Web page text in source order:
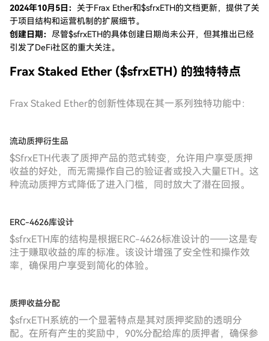
2024年10月5日： 关于Frax Ether和$sfrxETH的文档更新，提供了关
于项目结构和运营机制的扩展细节。
创建日期： 尽管$sfrxETH的具体创建日期尚未公开，但其推出已经
引发了DeFi社区的重大关注。
Frax Staked Ether ($sfrxETH) 的独特特点
Frax Staked Ether的创新性体现在其一系列独特功能中：
流动质押衍生品
$SfrxETH代表了质押产品的范式转变，允许用户享受质押
收益的好处，而无需操作自己的验证者或投入大量ETH。这
种流动质押方式降低了进入门槛，同时放大了潜在回报。
ERC-4626库设计
$sfrxETH库的结构是根据ERC-4626标准设计的——这是专
注于赚取收益的库的标准。该设计增强了安全性和操作效
率，确保用户享受到简化的体验。
质押收益分配
$sfrxETH系统的一个显著特点是其对质押奖励的透明分
配。在所有产生的奖励中，90%分配给库的质押者，确保参